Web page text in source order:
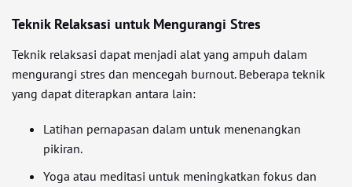
Teknik Relaksasi untuk Mengurangi Stres
Teknik relaksasi dapat menjadi alat yang ampuh dalam
mengurangi stres dan mencegah burnout. Beberapa teknik
yang dapat diterapkan antara lain:
Latihan pernapasan dalam untuk menenangkan
pikiran.
Yoga atau meditasi untuk meningkatkan fokus dan